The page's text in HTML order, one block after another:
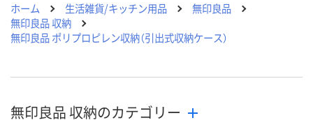
ホーム
生活雑貨/キッチン用品
無印良品
無印良品 収納
無印良品 ポリプロピレン収納（引出式収納ケース）
無印良品 収納のカテゴリー